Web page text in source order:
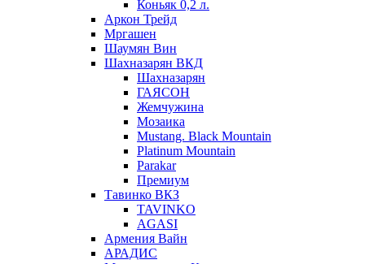
Коньяк 0,2 л.
Аркон Трейд
Мргашен
Шаумян Вин
Шахназарян ВКД
Шахназарян
ГАЯСОН
Жемчужина
Мозаика
Mustang. Black Mountain
Platinum Mountain
Parakar
Премиум
Тавинко ВКЗ
TAVINKO
AGASI
Армения Вайн
АРАДИС